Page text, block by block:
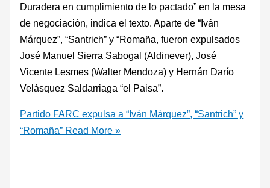
Duradera en cumplimiento de lo pactado” en la mesa
de negociación, indica el texto. Aparte de “Iván
Márquez”, “Santrich” y “Romaña, fueron expulsados
José Manuel Sierra Sabogal (Aldinever), José
Vicente Lesmes (Walter Mendoza) y Hernán Darío
Velásquez Saldarriaga “el Paisa”.
Partido FARC expulsa a “Iván Márquez”, “Santrich” y
“Romaña” Read More »